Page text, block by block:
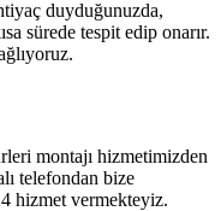
duyduğunuzda,
sürede tespit edip onarır.
montajı hizmetimizden
telefondan bize
hizmet vermekteyiz.